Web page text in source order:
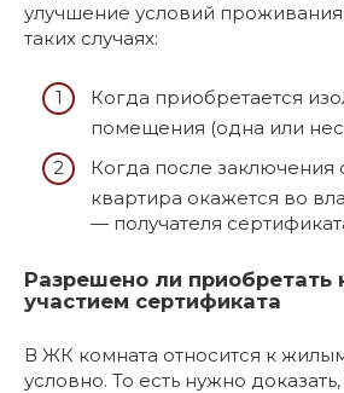
улучшение условий проживания
таких случаях:
Когда приобретается
помещения (одна или
Когда после заключения
квартира окажется во
— получателя
Разрешено ли приобретать
участием сертификата
В ЖК комната относится к
условно. То есть нужно